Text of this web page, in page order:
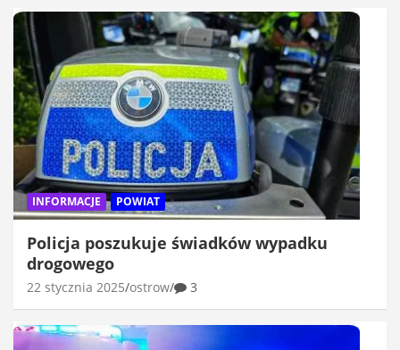
INFORMACJE POWIAT
Policja poszukuje świadków wypadku
drogowego
22 stycznia 2025 ostrow 3